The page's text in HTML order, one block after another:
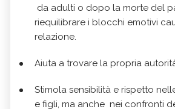
da adulti o dopo la morte del
riequilibrare i blocchi emotivi
relazione.
Aiuta a trovare la propria
Stimola sensibilità e rispetto
e figli, ma anche nei confronti